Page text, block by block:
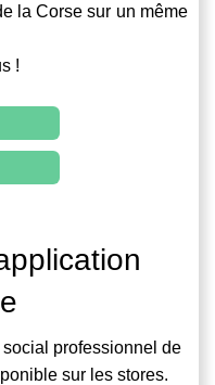
la Corse sur un même
!
professionnel de
sur les stores.